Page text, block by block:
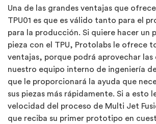
Una de las grandes ventajas que
TPU01 es que es válido tanto para el
para la producción. Si quiere hacer un
pieza con el TPU, Protolabs le ofrece
ventajas, porque podrá aprovechar las
nuestro equipo interno de ingeniería
que le proporcionará la ayuda que
sus piezas más rápidamente. Si a esto
velocidad del proceso de Multi Jet
que reciba su primer prototipo en